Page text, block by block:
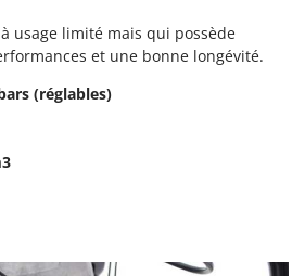
pour tracteur
pour vignes
à usage limité mais qui possède
et une bonne longévité.
(réglables)